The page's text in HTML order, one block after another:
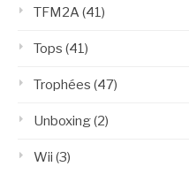
TFM2A (41)
Tops (41)
Trophées (47)
Unboxing(2)
Wii (3)